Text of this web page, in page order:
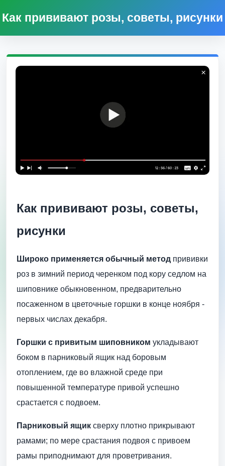
Как прививают розы, советы, рисунки
Как прививают розы, советы,
рисунки
Широко применяется обычный метод прививки
роз в зимний период черенком под кору седлом на
шиповнике обыкновенном, предварительно
посаженном в цветочные горшки в конце ноября -
первых числах декабря.
Горшки с привитым шиповником укладывают
боком в парниковый ящик над боровым
отоплением, где во влажной среде при
повышенной температуре привой успешно
срастается с подвоем.
Парниковый ящик сверху плотно прикрывают
рамами; по мере срастания подвоя с привоем
рамы приподнимают для проветривания.